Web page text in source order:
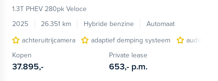
1.3T PHEV 280pk Veloce
2025
26.351 km Hybride benzine
Automaat
achteruitrijcamera
adaptief demping systeem
audio
Kopen
37.895,-
Private lease
653,- p.m.